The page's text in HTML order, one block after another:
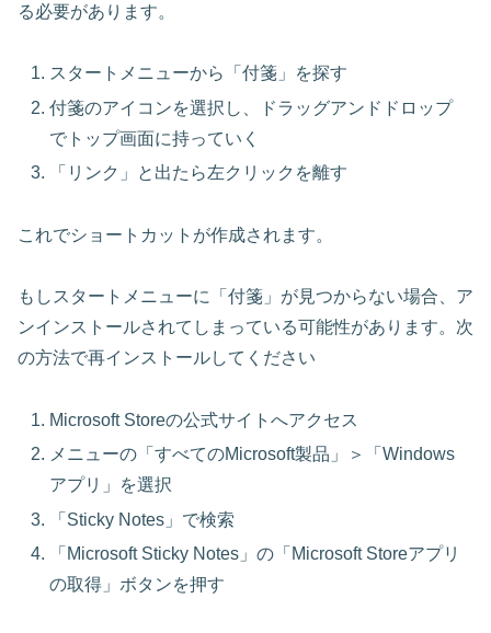
る必要があります。
スタートメニューから「付箋」を探す
付箋のアイコンを選択し、ドラッグアンドドロップ
でトップ画面に持っていく
「リンク」と出たら左クリックを離す
これでショートカットが作成されます。
もしスタートメニューに「付箋」が見つからない場合、ア
ンインストールされてしまっている可能性があります。次
の方法で再インストールしてください
Microsoft Storeの公式サイトへアクセス
メニューの「すべてのMicrosoft製品」＞「Windows
アプリ」を選択
「Sticky Notes」で検索
「Microsoft Sticky Notes」の「Microsoft Storeアプリ
の取得」ボタンを押す